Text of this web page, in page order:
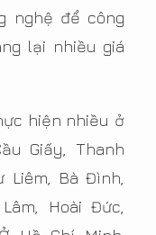
nghệ để công
lại nhiều giá
hiện nhiều ở
Giấy, Thanh
Liêm, Bà Đình,
Hoài Đức,